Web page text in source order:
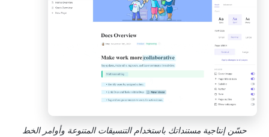
حسّن إنتاجية مستنداتك باستخدام التنسيقات المتنوعة وأوامر الخط